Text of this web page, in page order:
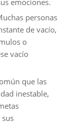
personas
de vacío,
o
vacío
que las
inestable,